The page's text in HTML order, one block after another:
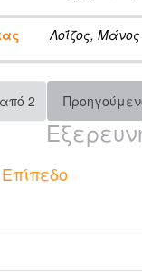
Λοΐζος, Μάνος
2